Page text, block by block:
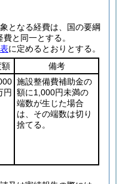
となる経費は、国の要綱
と同一とする。
に定めるとおりとする。
額
備考
円
施設整備費補助金の
額に1,000円未満の
端数が生じた場合
は、その端数は切り
捨てる。